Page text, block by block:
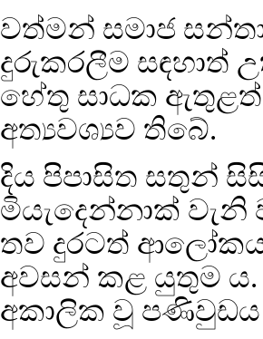
වත්මන් සමාජ
දුරුකරලීම සඳහාත්
හේතු සාධක
අත්‍යවශ්‍යව තිබේ.
දිය පිපාසිත සතුන්
මියැදෙන්නාක්
තව දුරටත්
අවසන් කළ යුතුම ය.
අකාලික වූ